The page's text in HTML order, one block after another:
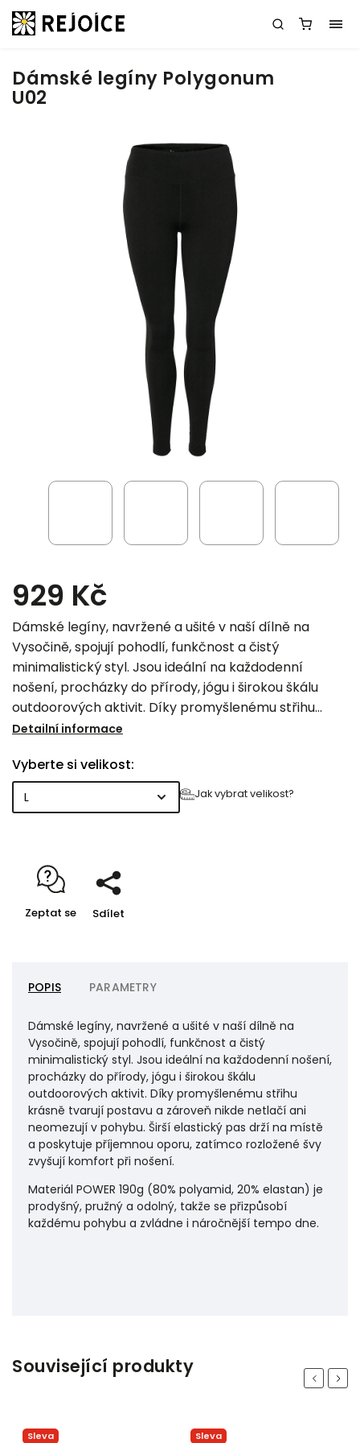
Dámské legíny Polygonum
U02
929 Kč
Dámské legíny, navržené a ušité v naší dílně na
Vysočině, spojují pohodlí, funkčnost a čistý
minimalistický styl. Jsou ideální na každodenní
nošení, procházky do přírody, jógu i širokou škálu
outdoorových aktivit. Díky promyšlenému střihu
krásně tvarují postavu a zároveň nikde netlačí ani
a poskytuje příjemnou oporu, zatímco rozložené švy
zvyšují komfort při nošení.
Detailní informace
Vyberte si velikost:
Jak vybrat velikost?
Zeptat se Sdílet
POPIS PARAMETRY
Dámské legíny, navržené a ušité v naší dílně na
Vysočině, spojují pohodlí, funkčnost a čistý
minimalistický styl. Jsou ideální na každodenní nošení,
procházky do přírody, jógu i širokou škálu
outdoorových aktivit. Díky promyšlenému střihu
krásně tvarují postavu a zároveň nikde netlačí ani
neomezují v pohybu. Širší elastický pas drží na místě
a poskytuje příjemnou oporu, zatímco rozložené švy
zvyšují komfort při nošení.
Materiál POWER 190g (80% polyamid, 20% elastan) je
prodyšný, pružný a odolný, takže se přizpůsobí
každému pohybu a zvládne i náročnější tempo dne.
Související produkty Previous
Sleva Sleva
Next